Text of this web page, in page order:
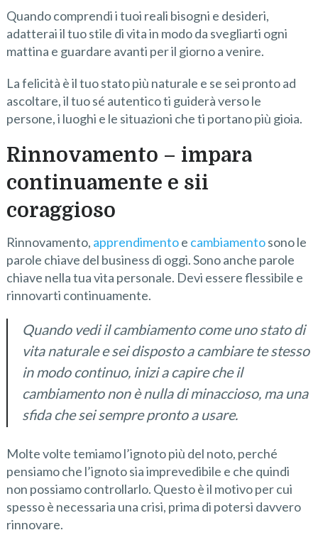
Quando comprendi i tuoi reali bisogni e desideri,
adatterai il tuo stile di vita in modo da svegliarti ogni
mattina e guardare avanti per il giorno a venire.
La felicità è il tuo stato più naturale e se sei pronto ad
ascoltare, il tuo sé autentico ti guiderà verso le
persone, i luoghi e le situazioni che ti portano più gioia.
Rinnovamento – impara
continuamente e sii
coraggioso
Rinnovamento, apprendimentoe cambiamentosono le
parole chiave del business di oggi. Sono anche parole
chiave nella tua vita personale. Devi essere flessibile e
rinnovarti continuamente.
Quando vedi il cambiamento come uno stato di
vita naturale e sei disposto a cambiare te stesso
in modo continuo, inizi a capire che il
cambiamento non è nulla di minaccioso, ma una
sfida che sei sempre pronto a usare.
Molte volte temiamo l’ignoto più del noto, perché
pensiamo che l’ignoto sia imprevedibile e che quindi
non possiamo controllarlo. Questo è il motivo per cui
spesso è necessaria una crisi, prima di potersi davvero
rinnovare.